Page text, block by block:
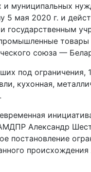
и муниципальных
5 мая 2020 г. и
государственным
союза —
под
кухонная,
Александр
постановление